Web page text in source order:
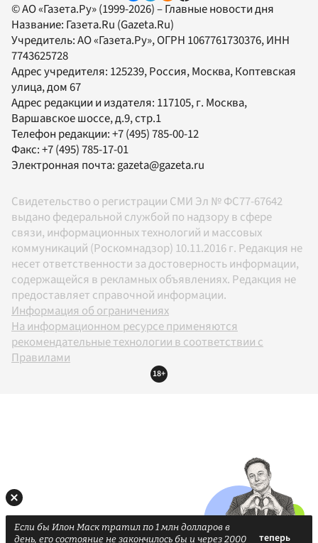
© АО «Газета.Ру» (1999-2026) – Главные новости дня
Название: Газета.Ru (Gazeta.Ru)
Учредитель:АО «Газета.Ру», ОГРН 1067761730376, ИНН
7743625728
Адрес учредителя: 125239, Россия, Москва, Коптевская
улица, дом 67
Адрес редакции и издателя: 117105, г. Москва,
Варшавское шоссе, д.9, стр.1
Телефон редакции:+7 (495) 785-00-12
Факс:+7 (495) 785-17-01
Электронная почта:gazeta@gazeta.ru
Свидетельство о регистрации СМИ Эл № ФС77-67642
выдано федеральной службой по надзору в сфере
связи, информационных технологий и массовых
коммуникаций (Роскомнадзор) 10.11.2016 г. Редакция не
несет ответственности за достоверность информации,
содержащейся в рекламных объявлениях. Редакция не
предоставляет справочной информации.
Информация об ограничениях
На информационном ресурсе применяются
рекомендательные технологии в соответствии с
Правилами
18+
Если бы Илон Маск тратил по 1 млн долларов в
день, его состояние не закончилось бы и через 2000